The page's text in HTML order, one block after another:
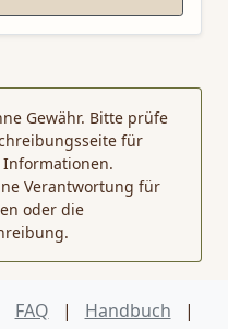
Gewähr. Bitte prüfe
für
Verantwortung für
oder die
FAQ | Handbuch
|